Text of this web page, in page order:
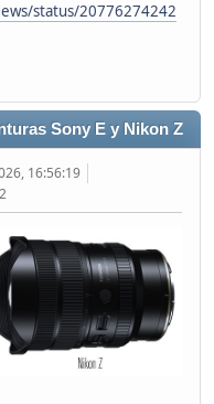
status/20776274242
Sony E y Nikon Z
16:56:19